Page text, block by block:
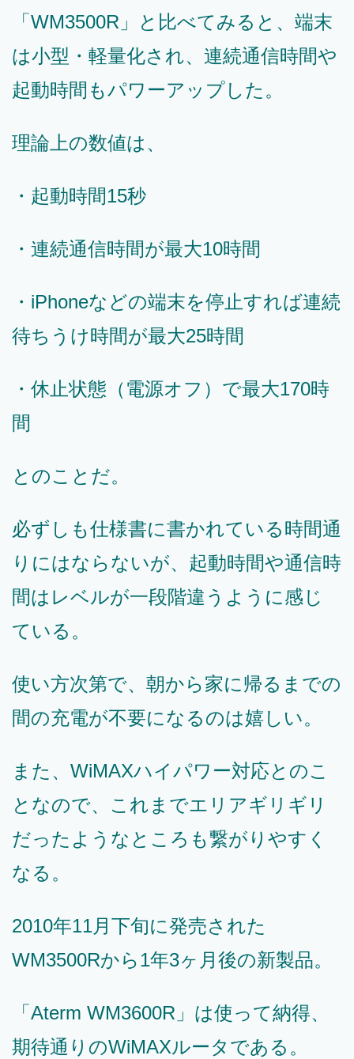
「WM3500R」と比べてみると、端末
は小型・軽量化され、連続通信時間や
起動時間もパワーアップした。
理論上の数値は、
・起動時間15秒
・連続通信時間が最大10時間
・iPhoneなどの端末を停止すれば連続
待ちうけ時間が最大25時間
・休止状態（電源オフ）で最大170時
間
とのことだ。
必ずしも仕様書に書かれている時間通
りにはならないが、起動時間や通信時
間はレベルが一段階違うように感じ
ている。
使い方次第で、朝から家に帰るまでの
間の充電が不要になるのは嬉しい。
また、WiMAXハイパワー対応とのこ
となので、これまでエリアギリギリ
だったようなところも繋がりやすく
なる。
2010年11月下旬に発売された
WM3500Rから1年3ヶ月後の新製品。
「Aterm WM3600R」は使って納得、
期待通りのWiMAXルータである。